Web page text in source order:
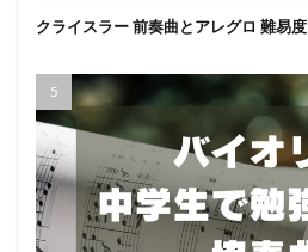
クライスラー 前奏曲とアレグロ 難易度